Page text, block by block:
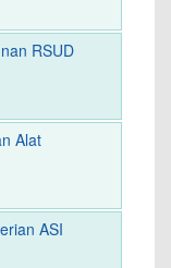
RSUD
Alat
ASI